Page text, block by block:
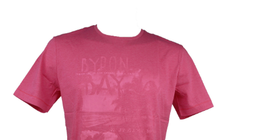
Polo's
Truien-Pullovers